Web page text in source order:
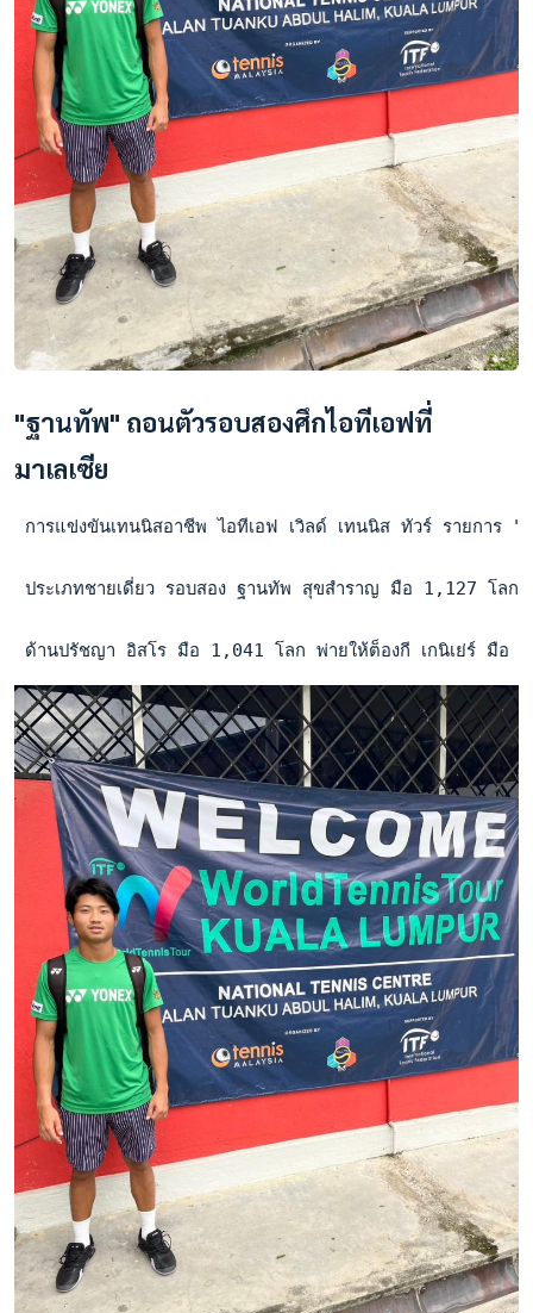
"ฐานทัพ" ถอนตัวรอบสองศึกไอทีเอฟที่
มาเลเซีย
การแข่งขันเทนนิสอาชีพ ไอทีเอฟ เวิลด์ เทนนิส ทัวร์ รายการ
ประเภทชายเดี่ยว รอบสอง ฐานทัพ สุขสำราญ มือ 1,127 โล
ด้านปรัชญา อิสโร มือ 1,041 โลก พ่ายให้ต็องกี เกนิเย่ร์ มือ